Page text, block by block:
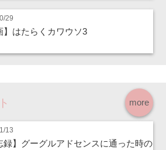
29
】はたらくカワウソ3
more
13
録】グーグルアドセンスに通った時の